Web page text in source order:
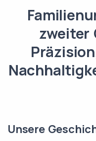
zweiter
Unsere